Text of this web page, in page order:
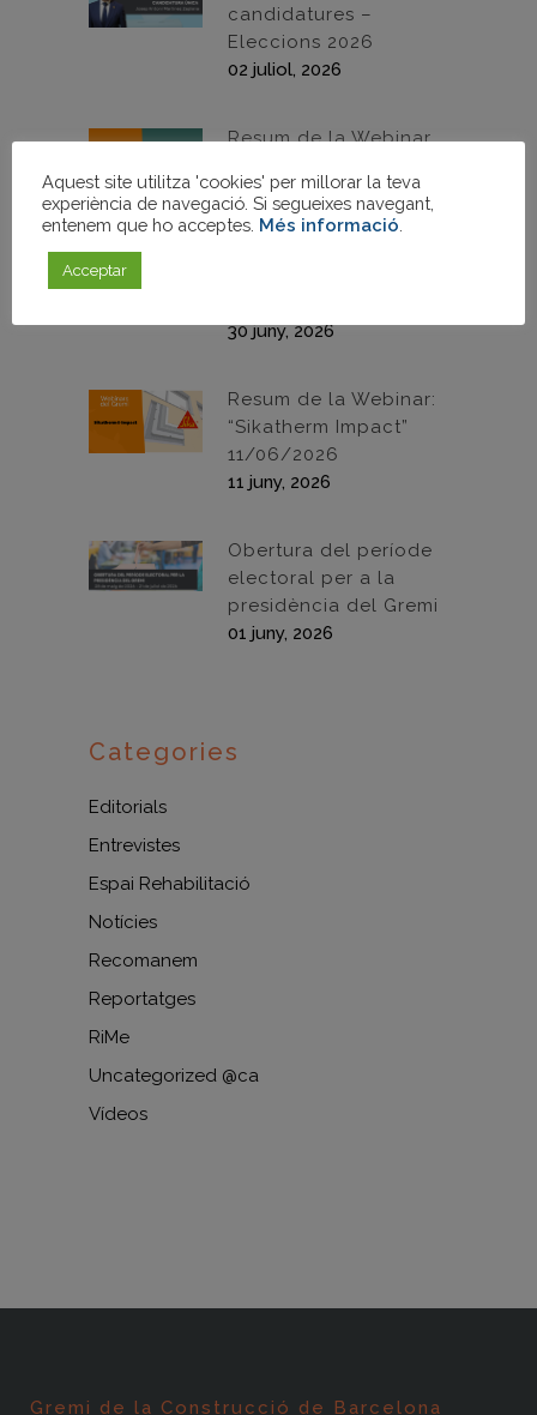
candidatures –
Eleccions 2026
02 juliol, 2026
Resum de la Webinar
l’Anàlisi del Cicle de
Vida de l’edifici
30 juny, 2026
Resum de la Webinar:
“Sikatherm Impact”
11/06/2026
11 juny, 2026
Obertura del període
electoral per a la
presidència del Gremi
01 juny, 2026
Categories
Editorials
Entrevistes
Espai Rehabilitació
Notícies
Recomanem
Reportatges
RiMe
Uncategorized @ca
Vídeos
Gremi de la Construcció de Barcelona
Aquest site utilitza 'cookies' per millorar la teva
experiència de navegació. Si segueixes navegant,
entenem que ho acceptes. Més informació
Acceptar